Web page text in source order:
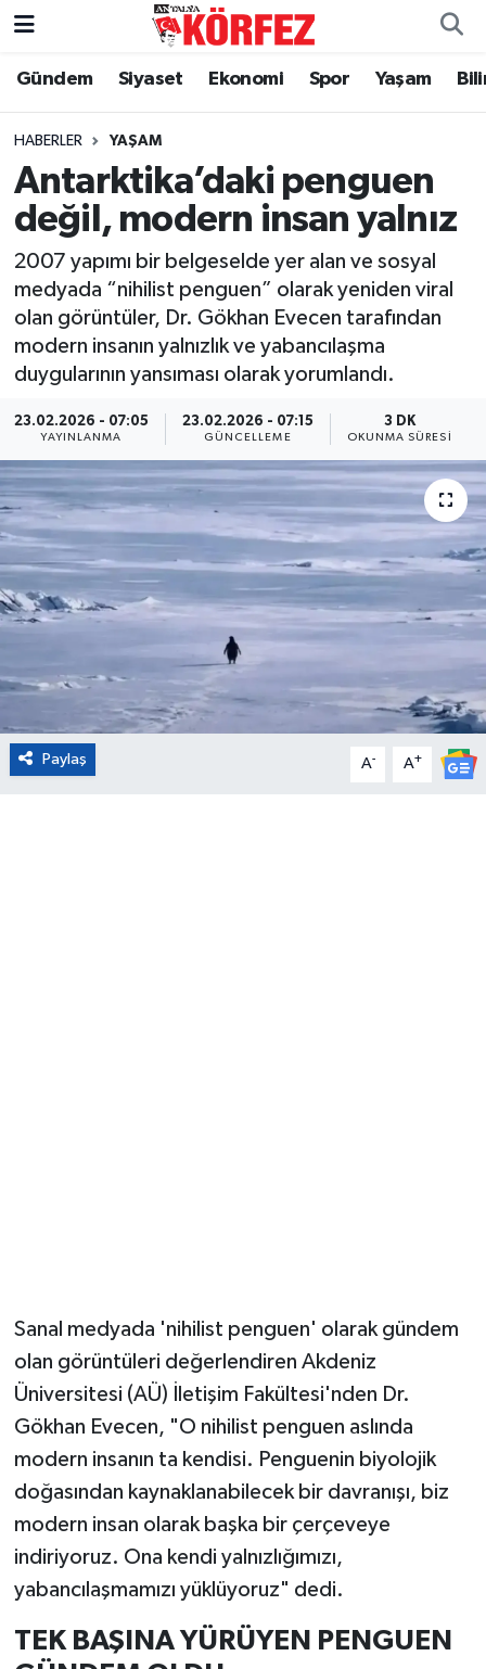
Gündem Siyaset Ekonomi Spor Yaşam
HABERLER YAŞAM
Antarktika’daki penguen
değil, modern insan yalnız
2007 yapımı bir belgeselde yer alan ve sosyal
medyada “nihilist penguen” olarak yeniden viral
olan görüntüler, Dr. Gökhan Evecen tarafından
modern insanın yalnızlık ve yabancılaşma
duygularının yansıması olarak yorumlandı.
23.02.2026 - 07:05
YAYINLANMA
23.02.2026 - 07:15
GÜNCELLEME
3 DK
OKUNMA SÜRESI
Paylaş A- A+
Sanal medyada 'nihilist penguen' olarak gündem
olan görüntüleri değerlendiren Akdeniz
Üniversitesi (AÜ) İletişim Fakültesi'nden Dr.
Gökhan Evecen, "O nihilist penguen aslında
modern insanın ta kendisi. Penguenin biyolojik
doğasından kaynaklanabilecek bir davranışı, biz
modern insan olarak başka bir çerçeveye
indiriyoruz. Ona kendi yalnızlığımızı,
yabancılaşmamızı yüklüyoruz" dedi.
TEK BAŞINA YÜRÜYEN PENGUEN
Gündem
Siyaset
Yerel Yönetim
Spor
Yaşam
Asayiş
Dünya
Sağlık
Turizm
Çevre
Nöbetçi Eczaneler
Hava Durumu
Trafik Durumu
Tüm Manşetler
Son Dakika Haberleri
Haber Arşivi